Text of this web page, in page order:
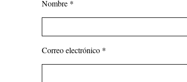
Nombre *
Correo electrónico *